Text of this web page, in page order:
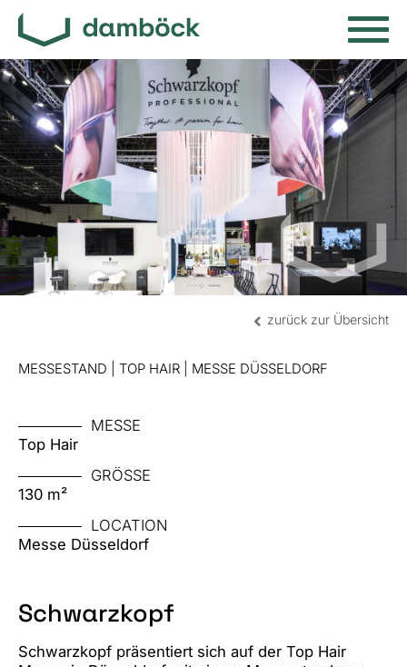
zurück zur Übersicht
MESSESTAND | TOP HAIR | MESSE DÜSSELDORF
MESSE
Top Hair
GRÖSSE
130 m²
LOCATION
Messe Düsseldorf
Schwarzkopf
Schwarzkopf präsentiert sich auf der Top Hair